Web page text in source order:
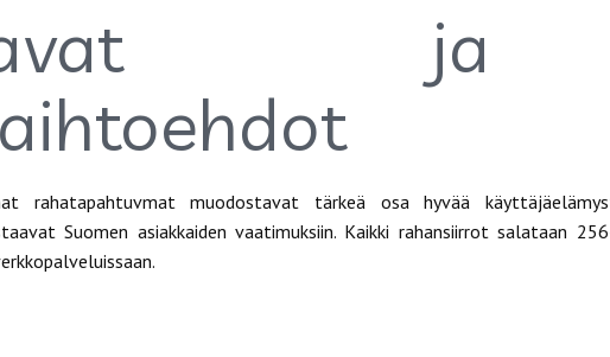
ja
rahatapahtuvmat muodostavat tärkeä osa hyvää
Suomen asiakkaiden vaatimuksiin. Kaikki rahansiirrot salataan